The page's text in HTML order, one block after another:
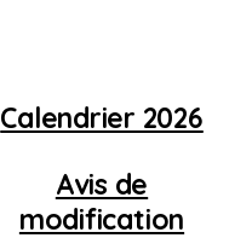
Calendrier 2026
Avis de
modification